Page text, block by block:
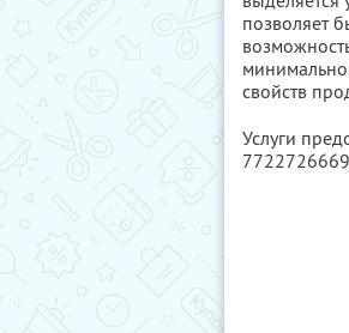
позволяет
свойств
Услуги
7722726669